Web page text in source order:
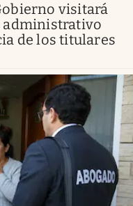
visitará
administrativo
de los titulares